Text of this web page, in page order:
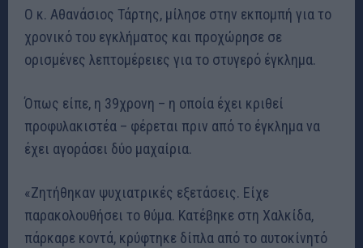
Ο κ. Αθανάσιος Τάρτης, μίλησε στην εκπομπή για το
χρονικό του εγκλήματος και προχώρησε σε
ορισμένες λεπτομέρειες για το στυγερό έγκλημα.
Όπως είπε, η 39χρονη – η οποία έχει κριθεί
προφυλακιστέα – φέρεται πριν από το έγκλημα να
έχει αγοράσει δύο μαχαίρια.
«Ζητήθηκαν ψυχιατρικές εξετάσεις. Είχε
παρακολουθήσει το θύμα. Κατέβηκε στη Χαλκίδα,
πάρκαρε κοντά, κρύφτηκε δίπλα από το αυτοκίνητό